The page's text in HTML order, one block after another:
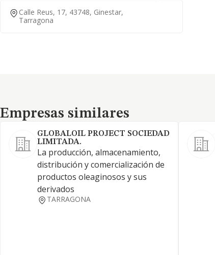
Calle Reus, 17, 43748, Ginestar,
Tarragona
Empresas similares
Empresas similares
GLOBALOIL PROJECT SOCIEDAD
LIMITADA.
La producción, almacenamiento,
distribución y comercialización de
productos oleaginosos y sus
derivados
TARRAGONA